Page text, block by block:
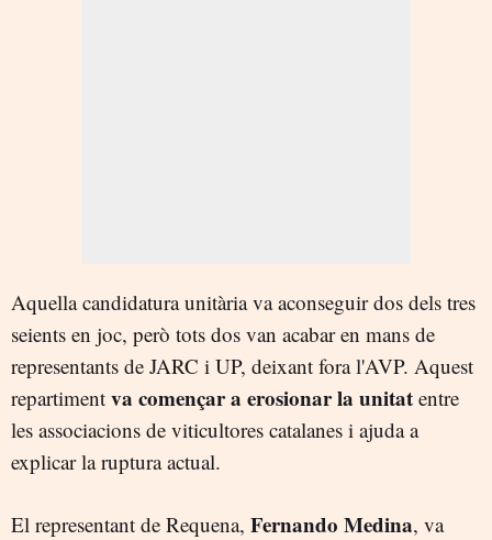
Aquella candidatura unitària va aconseguir dos dels tres
seients en joc, però tots dos van acabar en mans de
representants de JARC i UP, deixant fora l'AVP. Aquest
repartiment va començar a erosionar la unitat entre
les associacions de viticultores catalanes i ajuda a
explicar la ruptura actual.
El representant de Requena, Fernando Medina, va